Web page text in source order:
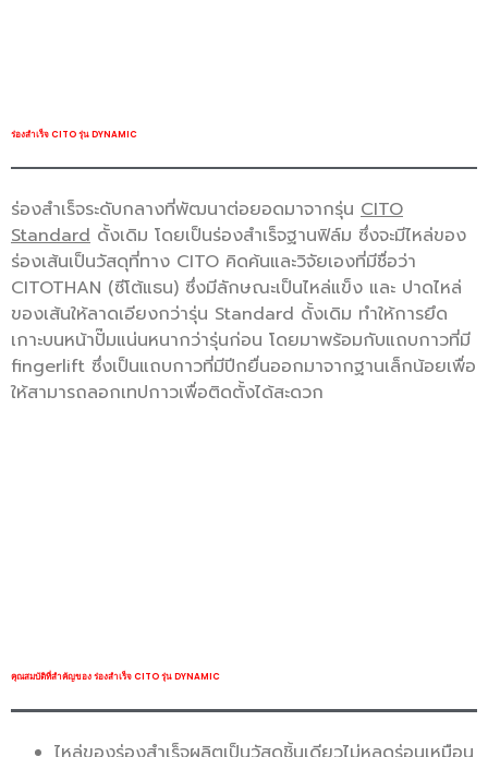
ร่องสำเร็จ CITO รุ่น DYNAMIC
ร่องสำเร็จระดับกลางที่พัฒนาต่อยอดมาจากรุ่น CITO
Standard ดั้งเดิม โดยเป็นร่องสำเร็จฐานฟิล์ม ซึ่งจะมีไหล่ของ
ร่องเส้นเป็นวัสดุที่ทาง CITO คิดค้นและวิจัยเองที่มีชื่อว่า
CITOTHAN (ซีโต้แธน) ซึ่งมีลักษณะเป็นไหล่แข็ง และ ปาดไหล่
ของเส้นให้ลาดเอียงกว่ารุ่น Standard ดั้งเดิม ทำให้การยึด
เกาะบนหน้าปั๊มแน่นหนากว่ารุ่นก่อน โดยมาพร้อมกับแถบกาวที่มี
fingerlift ซึ่งเป็นแถบกาวที่มีปีกยื่นออกมาจากฐานเล็กน้อยเพื่อ
ให้สามารถลอกเทปกาวเพื่อติดตั้งได้สะดวก
คุณสมบัติที่สำคัญของ ร่องสำเร็จ CITO รุ่น DYNAMIC